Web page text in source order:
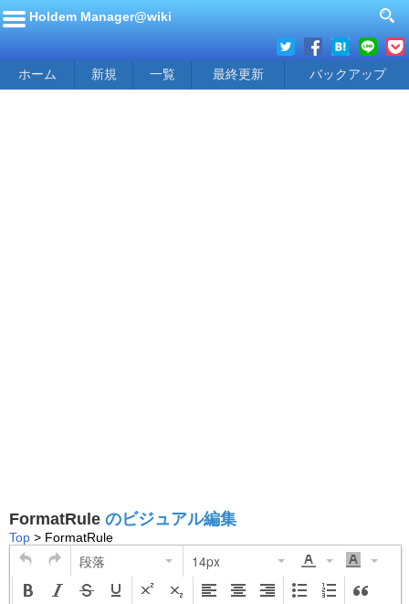
Holdem Manager@wiki
ホーム 新規 一覧 最終更新 バックアップ
FormatRule のビジュアル編集
Top > FormatRule
段落 14px